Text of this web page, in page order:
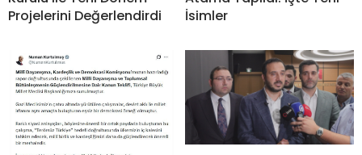
Projelerini Değerlendirdi
İsimler